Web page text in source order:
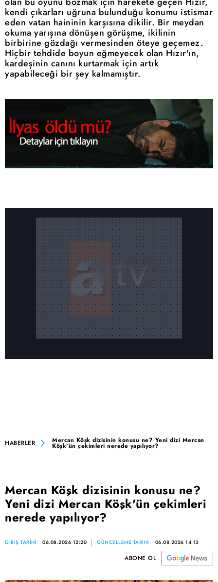
kendi çıkarları uğruna bulunduğu konumu istismar
eden vatan haininin karşısına dikilir. Bir meydan
okuma yarışına dönüşen görüşme, ikilinin
birbirine gözdağı vermesinden öteye geçemez.
Hiçbir tehdide boyun eğmeyecek olan Hızır'ın,
kardeşinin canını kurtarmak için artık
yapabileceği bir şey kalmamıştır.
HABERLER Mercan Köşk dizisinin konusu ne? Yeni dizi Mercan
Köşk'ün çekimleri nerede yapılıyor?
Mercan Köşk dizisinin konusu ne?
Yeni dizi Mercan Köşk'ün çekimleri
nerede yapılıyor?
GİRİŞ TARİHİ: 06.08.2026 12:20 GÜNCELLEME TARİHİ: 06.08.2026 14:13
ABONE OL